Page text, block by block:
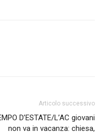
Articolo successivo
D’ESTATE/L’AC giovani
non va in vacanza: chiesa,